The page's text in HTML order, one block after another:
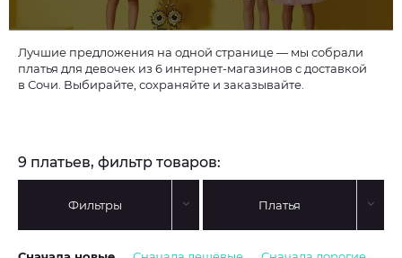
Лучшие предложения на одной странице — мы собрали
платья для девочек из 6 интернет-магазинов с доставкой
в Сочи. Выбирайте, сохраняйте и заказывайте.
9 платьев, фильтр товаров:
Фильтры Платья